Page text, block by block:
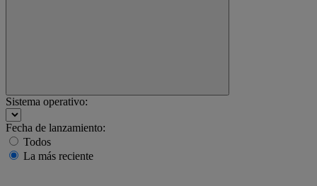
Sistema operativo:
Fecha de lanzamiento:
Todos
La más reciente